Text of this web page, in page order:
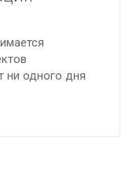
ни одного дня